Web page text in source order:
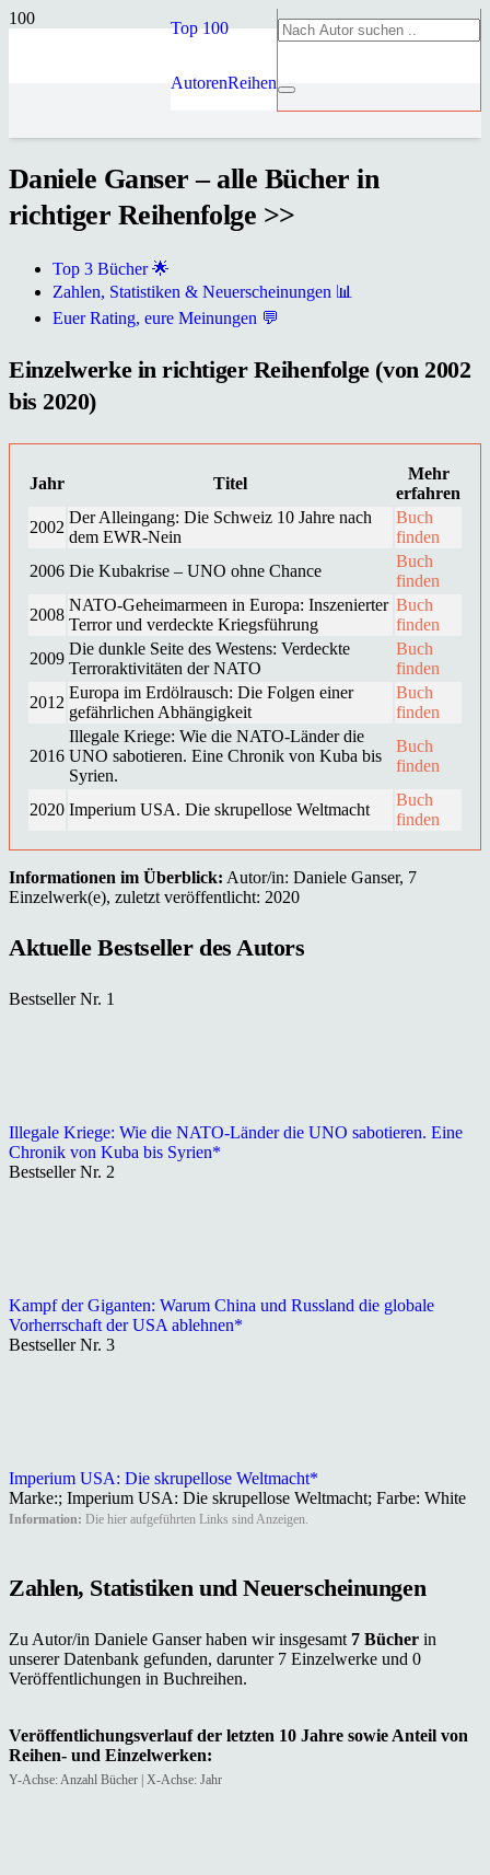
Top 100
AutorenReihen
Daniele Ganser – alle Bücher in
richtiger Reihenfolge >>
Top 3 Bücher 🌟
Zahlen, Statistiken & Neuerscheinungen 📊
Euer Rating, eure Meinungen 💬
Einzelwerke in richtiger Reihenfolge (von 2002
bis 2020)
Jahr Titel
Mehr
erfahren
2002
Der Alleingang: Die Schweiz 10 Jahre nach
dem EWR-Nein
Buch
finden
2006 Die Kubakrise – UNO ohne Chance
Buch
finden
2008
NATO-Geheimarmeen in Europa: Inszenierter
Terror und verdeckte Kriegsführung
Buch
finden
2009
Die dunkle Seite des Westens: Verdeckte
Terroraktivitäten der NATO
Buch
finden
2012
Europa im Erdölrausch: Die Folgen einer
gefährlichen Abhängigkeit
Buch
finden
2016
Illegale Kriege: Wie die NATO-Länder die
UNO sabotieren. Eine Chronik von Kuba bis
Syrien.
Buch
finden
2020 Imperium USA. Die skrupellose Weltmacht
Buch
finden
Informationen im Überblick: Autor/in: Daniele Ganser, 7
Einzelwerk(e), zuletzt veröffentlicht: 2020
Aktuelle Bestseller des Autors
Bestseller Nr. 1
Illegale Kriege: Wie die NATO-Länder die UNO sabotieren. Eine
Chronik von Kuba bis Syrien*
Bestseller Nr. 2
Kampf der Giganten: Warum China und Russland die globale
Vorherrschaft der USA ablehnen*
Bestseller Nr. 3
Imperium USA: Die skrupellose Weltmacht*
Marke:; Imperium USA: Die skrupellose Weltmacht; Farbe: White
Information: Die hier aufgeführten Links sind Anzeigen.
Zahlen, Statistiken und Neuerscheinungen
Zu Autor/in Daniele Ganser haben wir insgesamt 7 Bücher in
unserer Datenbank gefunden, darunter 7 Einzelwerke und 0
Veröffentlichungen in Buchreihen.
Veröffentlichungsverlauf der letzten 10 Jahre sowie Anteil von
Reihen- und Einzelwerken:
Y-Achse: Anzahl Bücher | X-Achse: Jahr